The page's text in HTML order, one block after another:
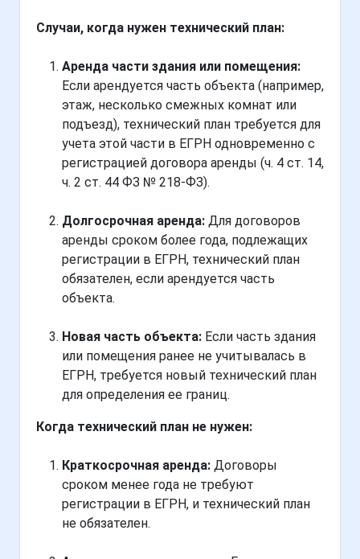
Случаи, когда нужен технический план:
Аренда части здания или помещения:
Если арендуется часть объекта (например,
этаж, несколько смежных комнат или
подъезд), технический план требуется для
учета этой части в ЕГРН одновременно с
регистрацией договора аренды (ч. 4 ст. 14,
ч. 2 ст. 44 ФЗ № 218-ФЗ).
Долгосрочная аренда: Для договоров
аренды сроком более года, подлежащих
регистрации в ЕГРН, технический план
обязателен, если арендуется часть
объекта.
Новая часть объекта: Если часть здания
или помещения ранее не учитывалась в
ЕГРН, требуется новый технический план
для определения ее границ.
Когда технический план не нужен:
Краткосрочная аренда: Договоры
сроком менее года не требуют
регистрации в ЕГРН, и технический план
не обязателен.